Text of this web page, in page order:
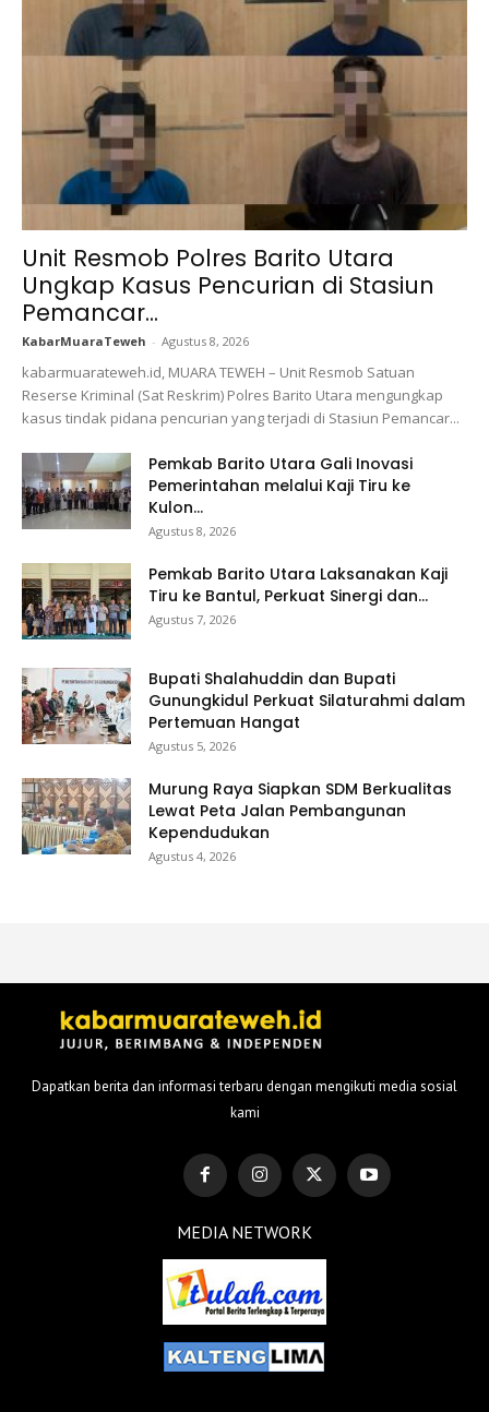
Unit Resmob Polres Barito Utara
Ungkap Kasus Pencurian di Stasiun
Pemancar...
KabarMuaraTeweh - Agustus 8, 2026
kabarmuarateweh.id, MUARA TEWEH – Unit Resmob Satuan
Reserse Kriminal (Sat Reskrim) Polres Barito Utara mengungkap
kasus tindak pidana pencurian yang terjadi di Stasiun Pemancar...
Pemkab Barito Utara Gali Inovasi
Pemerintahan melalui Kaji Tiru ke
Kulon...
Agustus 8, 2026
Pemkab Barito Utara Laksanakan Kaji
Tiru ke Bantul, Perkuat Sinergi dan...
Agustus 7, 2026
Bupati Shalahuddin dan Bupati
Gunungkidul Perkuat Silaturahmi dalam
Pertemuan Hangat
Agustus 5, 2026
Murung Raya Siapkan SDM Berkualitas
Lewat Peta Jalan Pembangunan
Kependudukan
Agustus 4, 2026
Dapatkan berita dan informasi terbaru dengan mengikuti media sosial
kami
MEDIA NETWORK